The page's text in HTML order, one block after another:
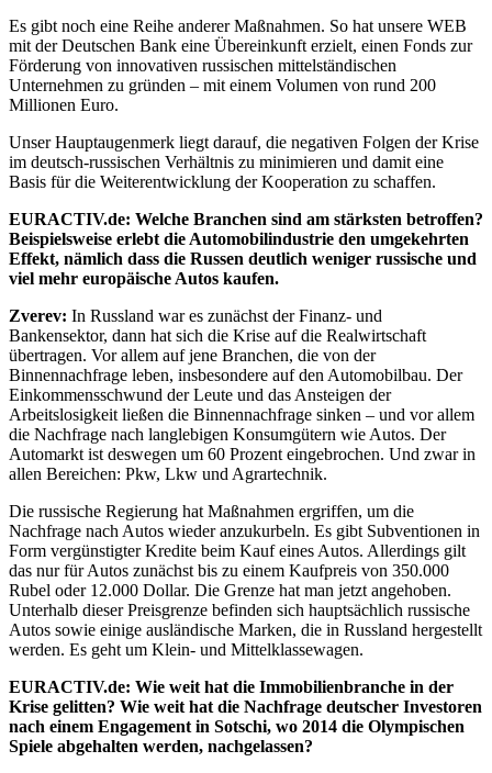
Es gibt noch eine Reihe anderer Maßnahmen. So hat unsere WEB
mit der Deutschen Bank eine Übereinkunft erzielt, einen Fonds zur
Förderung von innovativen russischen mittelständischen
Unternehmen zu gründen – mit einem Volumen von rund 200
Millionen Euro.
Unser Hauptaugenmerk liegt darauf, die negativen Folgen der Krise
im deutsch-russischen Verhältnis zu minimieren und damit eine
Basis für die Weiterentwicklung der Kooperation zu schaffen.
EURACTIV.de: Welche Branchen sind am stärksten betroffen?
Beispielsweise erlebt die Automobilindustrie den umgekehrten
Effekt, nämlich dass die Russen deutlich weniger russische und
viel mehr europäische Autos kaufen.
Zverev: In Russland war es zunächst der Finanz- und
Bankensektor, dann hat sich die Krise auf die Realwirtschaft
übertragen. Vor allem auf jene Branchen, die von der
Binnennachfrage leben, insbesondere auf den Automobilbau. Der
Einkommensschwund der Leute und das Ansteigen der
Arbeitslosigkeit ließen die Binnennachfrage sinken – und vor allem
die Nachfrage nach langlebigen Konsumgütern wie Autos. Der
Automarkt ist deswegen um 60 Prozent eingebrochen. Und zwar in
allen Bereichen: Pkw, Lkw und Agrartechnik.
Die russische Regierung hat Maßnahmen ergriffen, um die
Nachfrage nach Autos wieder anzukurbeln. Es gibt Subventionen in
Form vergünstigter Kredite beim Kauf eines Autos. Allerdings gilt
das nur für Autos zunächst bis zu einem Kaufpreis von 350.000
Rubel oder 12.000 Dollar. Die Grenze hat man jetzt angehoben.
Unterhalb dieser Preisgrenze befinden sich hauptsächlich russische
Autos sowie einige ausländische Marken, die in Russland hergestellt
werden. Es geht um Klein- und Mittelklassewagen.
EURACTIV.de: Wie weit hat die Immobilienbranche in der
Krise gelitten? Wie weit hat die Nachfrage deutscher Investoren
nach einem Engagement in Sotschi, wo 2014 die Olympischen
Spiele abgehalten werden, nachgelassen?